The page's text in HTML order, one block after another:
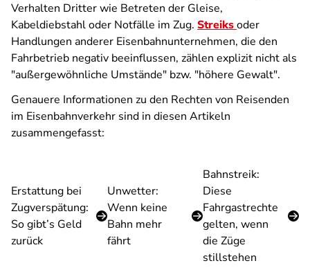
Verhalten Dritter wie Betreten der Gleise,
Kabeldiebstahl oder Notfälle im Zug. Streiksoder
Handlungen anderer Eisenbahnunternehmen, die den
Fahrbetrieb negativ beeinflussen, zählen explizit nicht als
"außergewöhnliche Umstände" bzw. "höhere Gewalt".
Genauere Informationen zu den Rechten von Reisenden
im Eisenbahnverkehr sind in diesen Artikeln
zusammengefasst:
Erstattung bei
Zugverspätung:
So gibt’s Geld
zurück
Unwetter:
Wenn keine
Bahn mehr
fährt
Bahnstreik:
Diese
Fahrgastrechte
gelten, wenn
die Züge
stillstehen